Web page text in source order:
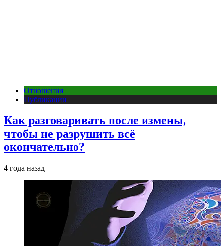
Отношения
Публикации
Как разговаривать после измены,
чтобы не разрушить всё
окончательно?
4 года назад